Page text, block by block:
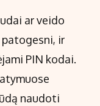
ar veido
ir
PIN kodai.
naudoti